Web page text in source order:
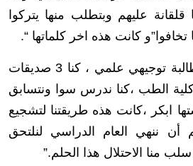
عليهم وبتطلب منها يتركوا
كانت هذه اخر كلماتها “.
“تسنيم محمد النقيب طالبة توجيهي علمي ، كنا 3 صديقات
الطب ،كنا ندرس سوا ونتسابق
ابكر ،كانت هذه طريقتنا لتشجيع
أن ننهي العام الدراسي لنلتحق
منا الاحتلال هذا الحلم.”